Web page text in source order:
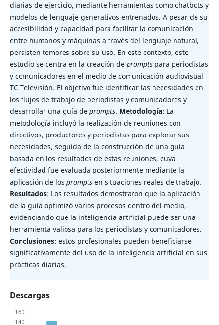
diarias de ejercicio, mediante herramientas como chatbots y
modelos de lenguaje generativos entrenados. A pesar de su
accesibilidad y capacidad para facilitar la comunicación
entre humanos y máquinas a través del lenguaje natural,
persisten temores sobre su uso. En este contexto, este
estudio se centra en la creación de promptspara periodistas
y comunicadores en el medio de comunicación audiovisual
TC Televisión. El objetivo fue identificar las necesidades en
los flujos de trabajo de periodistas y comunicadores y
desarrollar una guía de prompts. Metodología: La
metodología incluyó la realización de reuniones con
directivos, productores y periodistas para explorar sus
necesidades, seguida de la construcción de una guía
basada en los resultados de estas reuniones, cuya
efectividad fue evaluada posteriormente mediante la
aplicación de los promptsen situaciones reales de trabajo.
Resultados: Los resultados demostraron que la aplicación
de la guía optimizó varios procesos dentro del medio,
evidenciando que la inteligencia artificial puede ser una
herramienta valiosa para los periodistas y comunicadores.
Conclusiones: estos profesionales pueden beneficiarse
significativamente del uso de la inteligencia artificial en sus
prácticas diarias.
Descargas